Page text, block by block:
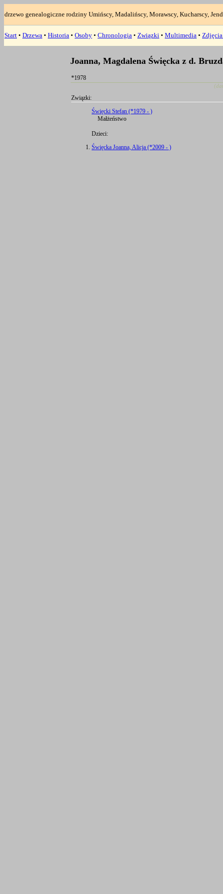
drzewo genealogiczne rodziny Umińscy, Madalińscy, Morawscy, Kucharscy,
Start • Drzewa • Historia • Osoby • Chronologia • Związki • Multimedia •
Joanna, Magdalena Święcka z d.
*1978
Związki:
Święcki Stefan (*1979 - )
Małżeństwo
Dzieci:
Święcka Joanna, Alicja (*2009 - )